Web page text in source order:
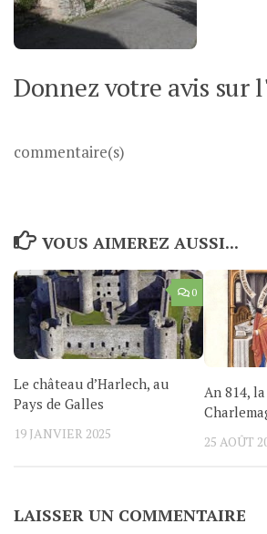
Donnez votre avis sur
commentaire(s)
VOUS AIMEREZ AUSSI...
0
Le château d’Harlech, au
Pays de Galles
19 JANVIER 2025
An 814,
25 AOÛT
LAISSER UN COMMENTAIRE